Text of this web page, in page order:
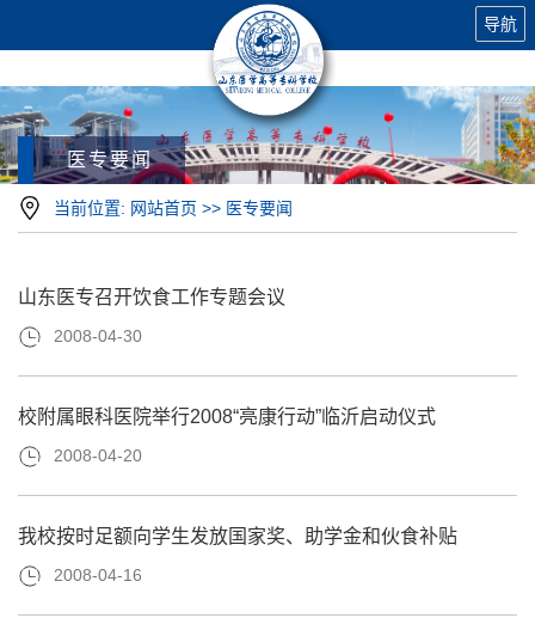
导航
医专要闻
当前位置: 网站首页 >> 医专要闻
山东医专召开饮食工作专题会议
2008-04-30
校附属眼科医院举行2008“亮康行动”临沂启动仪式
2008-04-20
我校按时足额向学生发放国家奖、助学金和伙食补贴
2008-04-16